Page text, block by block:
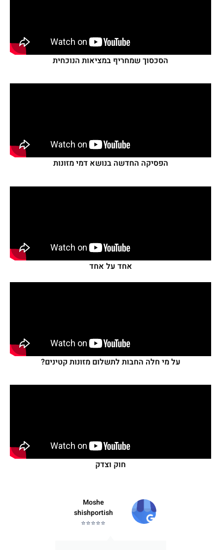
הסכסוך שמחריף במציאות הנוכחית
הפסיקה החדשה בנושא דמי מזונות
אחד על אחד
על מי חלה החבות לתשלום מזונות קטינים?
חוק וצדק
Moshe
shishportish
⭐⭐⭐⭐⭐